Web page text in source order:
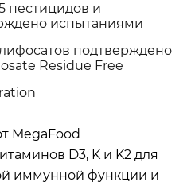
пестицидов и
испытаниями
подтверждено
Residue Free
MegaFood
D3, K и K2 для
иммунной функции и